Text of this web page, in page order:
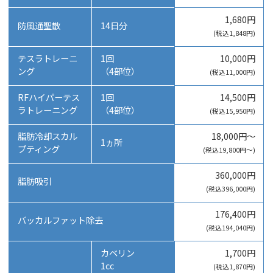
防風通聖散 14日分 1,680円
(税込1,848円)
テスラトレーニ
ング
1回
（4部位）
10,000円
(税込11,000円)
RFハイパーテス
ラトレーニング
1回
（4部位）
14,500円
(税込15,950円)
脂肪冷却スカル
プティング
1ヵ所 18,000円～
(税込19,800円～)
脂肪吸引 360,000円
(税込396,000円)
バッカルファット除去 176,400円
(税込194,040円)
カベリン
1cc
1,700円
(税込1,870円)